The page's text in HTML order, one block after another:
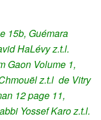
15b, Guémara
HaLévy z.t.l.
Gaon Volume 1,
z.t.l de Vitry
12 page 11,
Yossef Karo z.t.l.